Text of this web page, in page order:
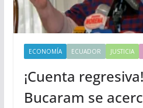
ECONOMÍA ECUADOR JUSTICIA
¡Cuenta
Bucaram se